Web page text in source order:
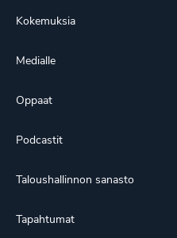
Kokemuksia
Medialle
Oppaat
Podcastit
Taloushallinnon sanasto
Tapahtumat